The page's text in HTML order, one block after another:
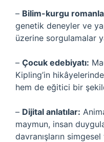
– Bilim-kurgu
genetik deneyler ve
üzerine sorgulamalar
– Çocuk edebiyatı:
Kipling’in
hem de eğitici bir
– Dijital anlatılar:
maymun, insan
davranışların